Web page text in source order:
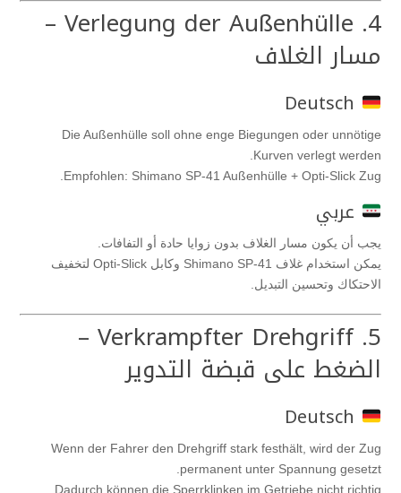
4. Verlegung der Außenhülle –
مسار الغلاف
Die Außenhülle soll ohne enge Biegungen oder unnötige
Kurven verlegt werden.
Empfohlen: Shimano SP-41 Außenhülle + Opti-Slick Zug.
عربي
يجب أن يكون مسار الغلاف بدون زوايا حادة أو التفافات.
يمكن استخدام غلاف Shimano SP-41 وكابل Opti-Slick لتخفيف
الاحتكاك وتحسين التبديل.
5. Verkrampfter Drehgriff –
الضغط على قبضة التدوير
Wenn der Fahrer den Drehgriff stark festhält, wird der Zug
permanent unter Spannung gesetzt.
Dadurch können die Sperrklinken im Getriebe nicht richtig